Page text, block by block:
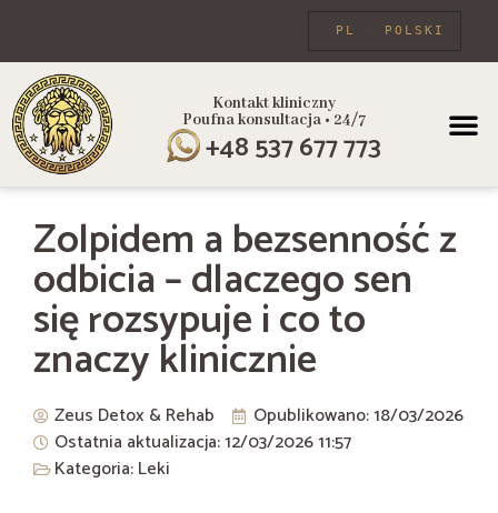
POLSKI
PL
Kontakt kliniczny
Poufna konsultacja • 24/7
+48 537 677 773
Zolpidem a bezsenność z
odbicia – dlaczego sen
się rozsypuje i co to
znaczy klinicznie
Zeus Detox & Rehab Opublikowano:18/03/2026
Ostatnia aktualizacja: 12/03/202611:57
Kategoria:Leki